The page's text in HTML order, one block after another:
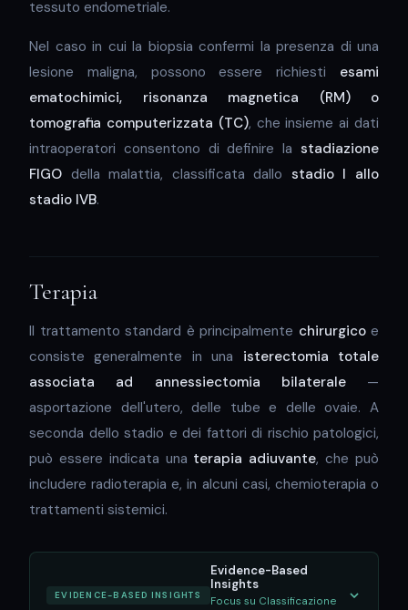
tessuto endometriale.
Nel caso in cui la biopsia confermi la presenza di una
lesione maligna, possono essere richiesti esami
ematochimici, risonanza magnetica (RM) o
tomografia computerizzata (TC), che insieme ai dati
intraoperatori consentono di definire la stadiazione
FIGO della malattia, classificata dallo stadio I allo
stadio IVB.
Terapia
Il trattamento standard è principalmente chirurgicoe
consiste generalmente in una isterectomia totale
associata ad annessiectomia bilaterale—
asportazione dell'utero, delle tube e delle ovaie. A
seconda dello stadio e dei fattori di rischio patologici,
può essere indicata una terapia adiuvante, che può
includere radioterapia e, in alcuni casi, chemioterapia o
trattamenti sistemici.
EVIDENCE-BASED INSIGHTS
Evidence-Based
Insights
Focus su Classificazione